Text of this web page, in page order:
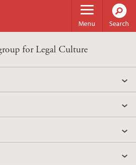
Menu Search
for Legal Culture